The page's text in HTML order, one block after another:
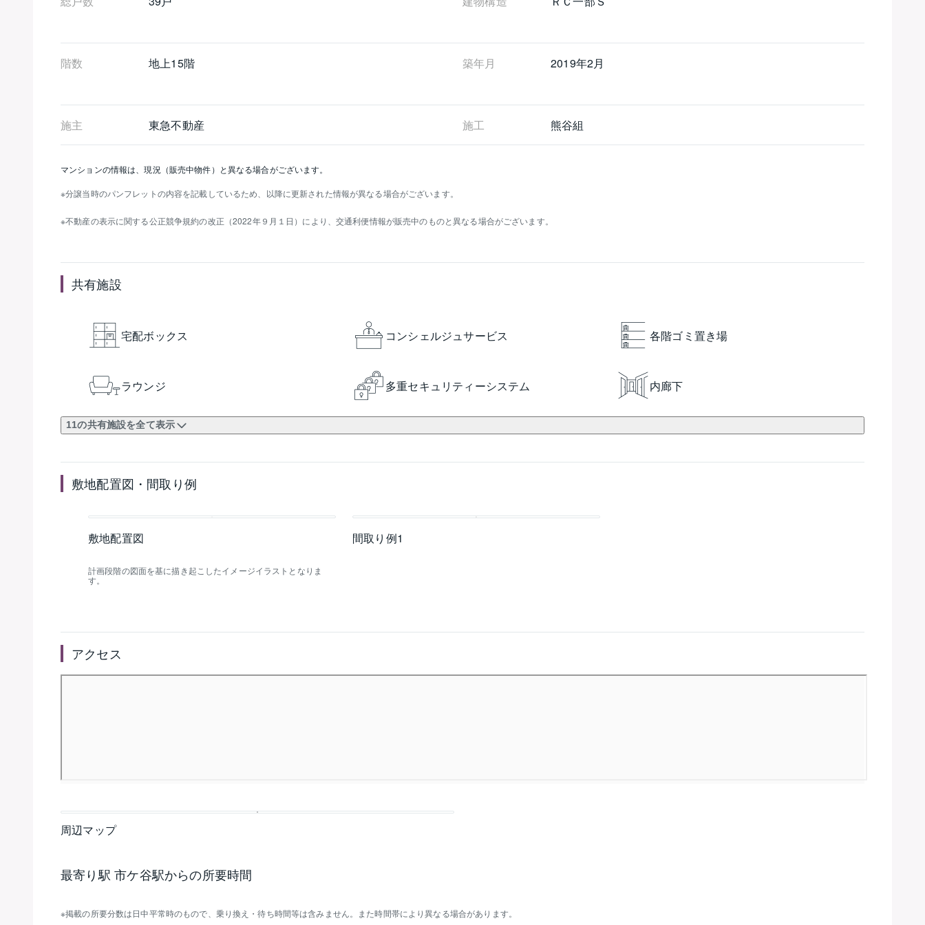
階数 地上15階 築年月 2019年2月
施主 東急不動産 施工 熊谷組
マンションの情報は、現況（販売中物件）と異なる場合がございます。
分譲当時のパンフレットの内容を記載しているため、以降に更新された情報が異なる場合がございます。
不動産の表示に関する公正競争規約の改正（2022年９月１日）により、交通利便情報が販売中のものと異なる場合がございます。
共有施設
宅配ボックス コンシェルジュサービス 各階ゴミ置き場
ラウンジ 多重セキュリティーシステム 内廊下
11の共有施設を全て表示
敷地配置図・間取り例
敷地配置図
計画段階の図面を基に描き起こしたイメージイラストとなりま
す。
間取り例1
アクセス
周辺マップ
最寄り駅 市ケ谷駅からの所要時間
掲載の所要分数は日中平常時のもので、乗り換え・待ち時間等は含みません。また時間帯により異なる場合があります。